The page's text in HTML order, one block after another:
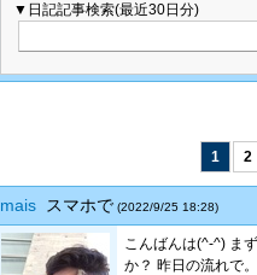
▼日記記事検索(最近30日分)
1 2
mais スマホで (2022/9/25 18:28)
こんばんは(^-^) ま
か？ 昨日の流れで